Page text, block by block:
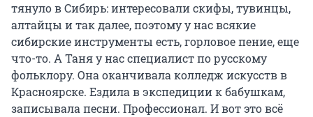
тянуло в Сибирь: интересовали скифы, тувинцы,
алтайцы и так далее, поэтому у нас всякие
сибирские инструменты есть, горловое пение, еще
что-то. А Таня у нас специалист по русскому
фольклору. Она оканчивала колледж искусств в
Красноярске. Ездила в экспедиции к бабушкам,
записывала песни. Профессионал. И вот это всё